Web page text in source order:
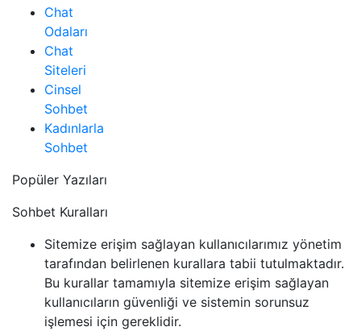
Chat
Odaları
Chat
Siteleri
Cinsel
Sohbet
Kadınlarla
Sohbet
Popüler Yazıları
Sohbet Kuralları
Sitemize erişim sağlayan kullanıcılarımız yönetim
tarafından belirlenen kurallara tabii tutulmaktadır.
Bu kurallar tamamıyla sitemize erişim sağlayan
kullanıcıların güvenliği ve sistemin sorunsuz
işlemesi için gereklidir.